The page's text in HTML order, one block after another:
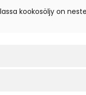
kookosöljy on